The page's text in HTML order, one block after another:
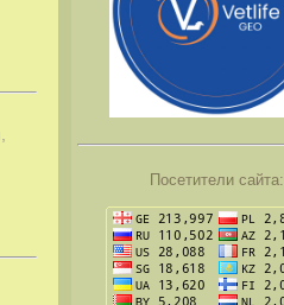
Посетители сайта: